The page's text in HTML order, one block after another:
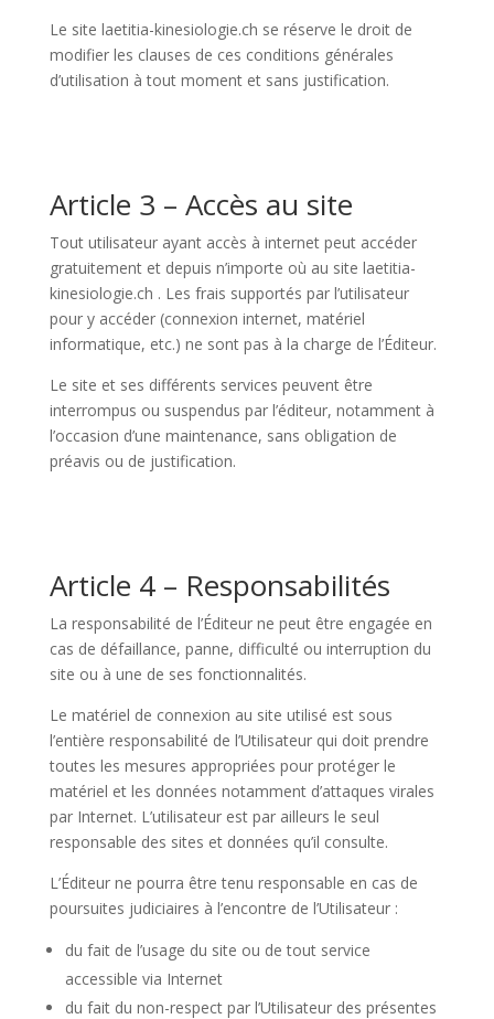
Le site laetitia-kinesiologie.ch se réserve le droit de
modifier les clauses de ces conditions générales
d’utilisation à tout moment et sans justification.
Article 3 – Accès au site
Tout utilisateur ayant accès à internet peut accéder
gratuitement et depuis n’importe où au site laetitia-
kinesiologie.ch . Les frais supportés par l’utilisateur
pour y accéder (connexion internet, matériel
informatique, etc.) ne sont pas à la charge de l’Éditeur.
Le site et ses différents services peuvent être
interrompus ou suspendus par l’éditeur, notamment à
l’occasion d’une maintenance, sans obligation de
préavis ou de justification.
Article 4 – Responsabilités
La responsabilité de l’Éditeur ne peut être engagée en
cas de défaillance, panne, difficulté ou interruption du
site ou à une de ses fonctionnalités.
Le matériel de connexion au site utilisé est sous
l’entière responsabilité de l’Utilisateur qui doit prendre
toutes les mesures appropriées pour protéger le
matériel et les données notamment d’attaques virales
par Internet. L’utilisateur est par ailleurs le seul
responsable des sites et données qu’il consulte.
L’Éditeur ne pourra être tenu responsable en cas de
poursuites judiciaires à l’encontre de l’Utilisateur :
du fait de l’usage du site ou de tout service
accessible via Internet
du fait du non-respect par l’Utilisateur des présentes